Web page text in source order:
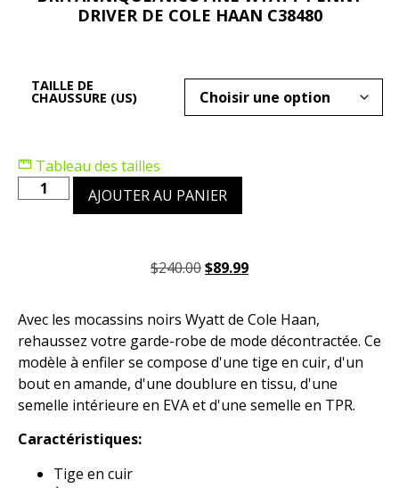
DRIVER DE COLE HAAN C38480
TAILLE DE
CHAUSSURE (US)
Tableau des tailles
AJOUTER AU PANIER
$240.00$89.99
Avec les mocassins noirs Wyatt de Cole Haan,
rehaussez votre garde-robe de mode décontractée. Ce
modèle à enfiler se compose d'une tige en cuir, d'un
bout en amande, d'une doublure en tissu, d'une
semelle intérieure en EVA et d'une semelle en TPR.
Caractéristiques:
Tige en cuir